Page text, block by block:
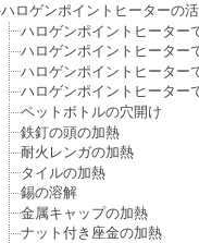
ハロゲンポイントヒーターの
ハロゲンポイントヒーター
ハロゲンポイントヒーター
ハロゲンポイントヒーター
ハロゲンポイントヒーター
ペットボトルの穴開け
鉄釘の頭の加熱
耐火レンガの加熱
タイルの加熱
錫の溶解
金属キャップの加熱
ナット付き座金の加熱